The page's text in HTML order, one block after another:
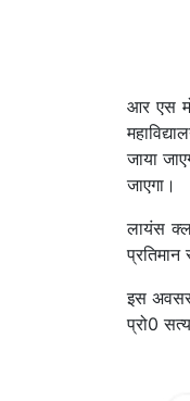
आर एस
जाया
जाएगा।
लायंस
इस अवसर
प्रो0